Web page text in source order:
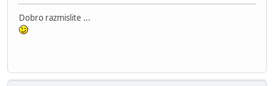
Dobro razmislite ...